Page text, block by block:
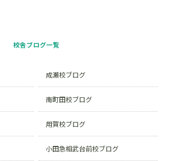
校舎ブログ一覧
成瀬校ブログ
南町田校ブログ
用賀校ブログ
小田急相武台前校ブログ